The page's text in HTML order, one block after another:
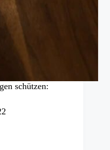
schützen: